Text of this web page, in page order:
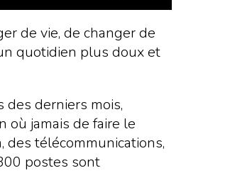
de vie, de changer de
quotidien plus doux et
des derniers mois,
où jamais de faire le
des télécommunications,
postes sont